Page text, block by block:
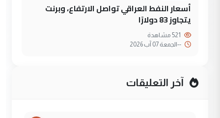
أسعار النفط العراقي تواصل الارتفاع، وبرنت
يتجاوز 83 دولارًا
--الجمعة 07 آب 2026
آخر التعليقات